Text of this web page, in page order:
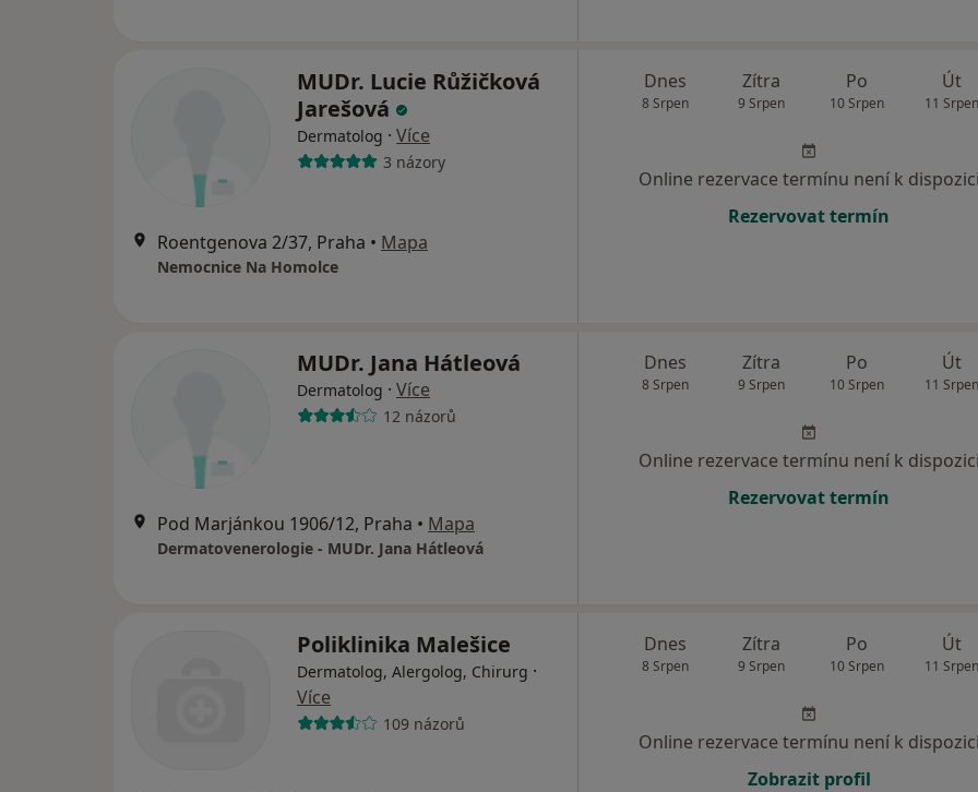
MUDr. Lucie Růžičková
Jarešová
Dermatolog · Více
3 názory
Roentgenova 2/37, Praha • Mapa
Nemocnice Na Homolce
Dnes
8 Srpen
Zítra
9 Srpen
Po
10 Srpen
Út
11 Srpen
Online rezervace termínu není k dispozici
Rezervovat termín
MUDr. Jana Hátleová
Dermatolog · Více
12 názorů
Pod Marjánkou 1906/12, Praha • Mapa
Dermatovenerologie - MUDr. Jana Hátleová
Dnes
8 Srpen
Zítra
9 Srpen
Po
10 Srpen
Út
11 Srpen
Online rezervace termínu není k dispozici
Rezervovat termín
Poliklinika Malešice
Dermatolog, Alergolog, Chirurg ·
Více
109 názorů
Dnes
8 Srpen
Zítra
9 Srpen
Po
10 Srpen
Út
11 Srpen
Online rezervace termínu není k dispozici
Zobrazit profil